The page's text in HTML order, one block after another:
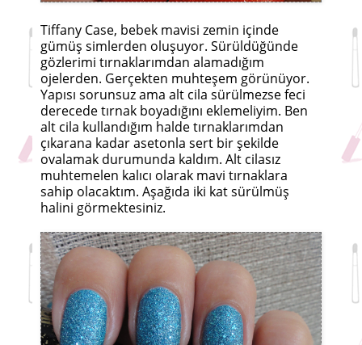
Tiffany Case, bebek mavisi zemin içinde
gümüş simlerden oluşuyor. Sürüldüğünde
gözlerimi tırnaklarımdan alamadığım
ojelerden. Gerçekten muhteşem görünüyor.
Yapısı sorunsuz ama alt cila sürülmezse feci
derecede tırnak boyadığını eklemeliyim. Ben
alt cila kullandığım halde tırnaklarımdan
çıkarana kadar asetonla sert bir şekilde
ovalamak durumunda kaldım. Alt cilasız
muhtemelen kalıcı olarak mavi tırnaklara
sahip olacaktım. Aşağıda iki kat sürülmüş
halini görmektesiniz.